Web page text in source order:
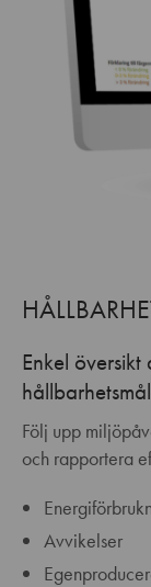
Enkel
Följ upp
och rapportera
Avvikelser